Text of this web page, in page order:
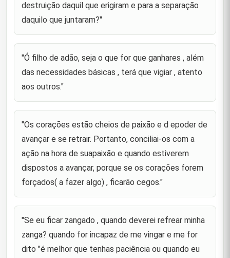
desapontamento e da timidez , a frustração. As
oportunidades passam como as nuvens. Portanto
21
bem, caso contrário estaremos montando na prte
traseira do camelo( como as pessoas
despossuídas) , embora a via
23
"Darmos alívio ao sofrimento é nobre e
dificuldades significa nos purificar dos grandes
pecados."
"Sempre que uma pessoa oculta algo em seu
coração, isso se manifesta através das palavras
fortuitas de sua língua e das expressões do seu
semblante."
"Continuai andando na vossa doença, até que
possais."
destruição daquil que erigiram e para a separação
daquilo que juntaram?"
"Ó filho de adão, seja o que for que ganhares , além
das necessidades básicas , terá que vigiar , atento
aos outros."
"Os corações estão cheios de paixão e d epoder de
avançar e se retrair. Portanto, conciliai-os com a
ação na hora de suapaixão e quando estiverem
dispostos a avançar, porque se os corações forem
forçados( a fazer algo) , ficarão cegos."
"Se eu ficar zangado , quando deverei refrear minha
zanga? quando for incapaz de me vingar e me for
dito "é melhor que tenhas paciência ou quando eu